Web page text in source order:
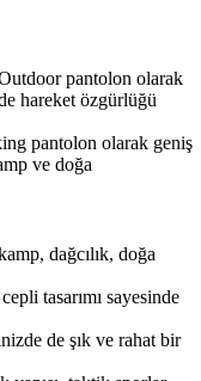
pantolon olarak
hareket özgürlüğü
pantolon olarak geniş
ve doğa
dağcılık, doğa
tasarımı sayesinde
de şık ve rahat bir